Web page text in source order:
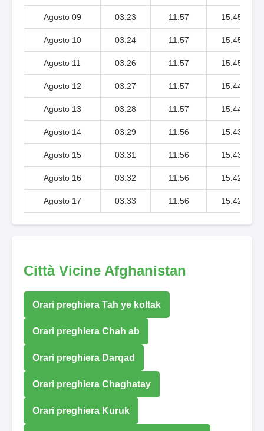
Agosto 09 03:23 11:57 15:45
Agosto 10 03:24 11:57 15:45
Agosto 11 03:26 11:57 15:45
Agosto 12 03:27 11:57 15:44
Agosto 13 03:28 11:57 15:44
Agosto 14 03:29 11:56 15:43
Agosto 15 03:31 11:56 15:43
Agosto 16 03:32 11:56 15:42
Agosto 17 03:33 11:56 15:42
Città Vicine Afghanistan
Orari preghiera Tah ye koltak
Orari preghiera Chah ab
Orari preghiera Darqad
Orari preghiera Chaghatay
Orari preghiera Kuruk